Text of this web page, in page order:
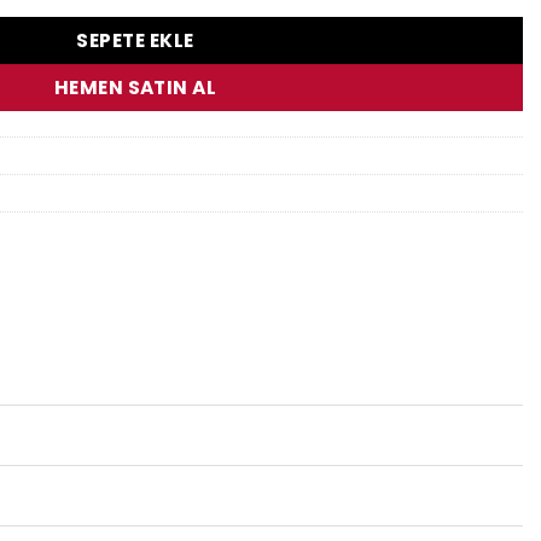
SEPETE EKLE
HEMEN SATIN AL